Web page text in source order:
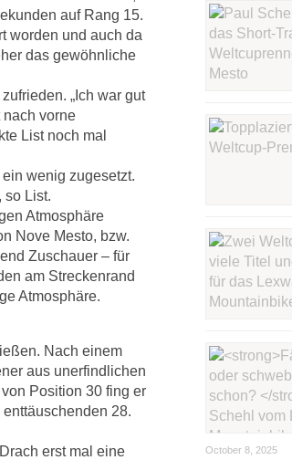
auf Rang 15.
worden und auch da
das gewöhnliche
„Ich war gut
vorne
List noch mal
wenig zugesetzt.
so List.
Atmosphäre
Nove Mesto, bzw.
Zuschauer – für
am Streckenrand
Atmosphäre.
Nach einem
aus unerfindlichen
Position 30 fing er
28.
erst mal eine
October 8, 2025